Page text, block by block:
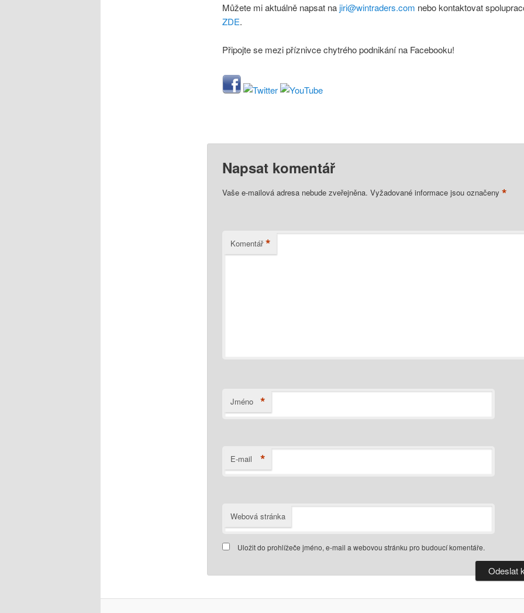
Můžete mi aktuálně napsat najiri@wintraders.com nebo kontaktovat
ZDE.
Připojte se mezi příznivce chytrého podnikání na Facebooku!
Napsat komentář
Vaše e-mailová adresa nebude zveřejněna. Vyžadované informace jsou označeny *
Komentář *
Jméno *
E-mail *
Webová stránka
Uložit do prohlížeče jméno, e-mail a webovou stránku pro budoucí komentáře.